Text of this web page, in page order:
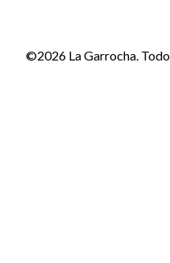
©2026 La Garrocha.